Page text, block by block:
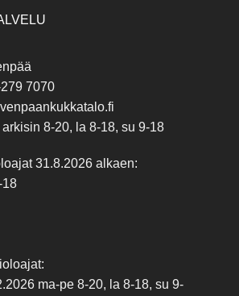
7070
8-20, la 8-18, su 9-18
31.8.2026 alkaen:
18
ma-pe 8-20, la 8-18, su 9-